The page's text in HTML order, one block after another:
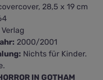
28,5 x 19 cm
2000/2001
Nichts für Kinder.
IN GOTHAM